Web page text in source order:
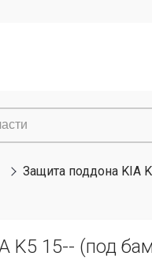
Защита поддона KIA
K5 15-- (под